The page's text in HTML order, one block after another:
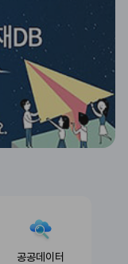
공공데이터